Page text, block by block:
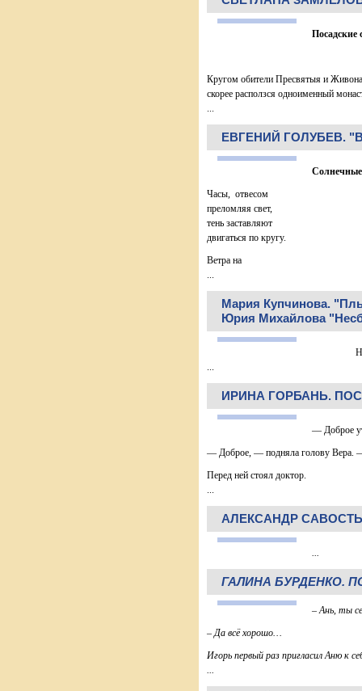
Посадские
Кругом обители Пресвятыя и
скорее расползся одноименный
...
ЕВГЕНИЙ ГОЛУБЕВ.
Часы, отвесом
преломляя свет,
тень заставляют
двигаться по кругу.
Ветра на
...
Мария Купчинова.
Юрия Михайлова
На
...
ИРИНА ГОРБАНЬ.
— Доброе
— Доброе, — подняла голову Вера.
Перед ней стоял доктор.
...
АЛЕКСАНДР
...
ГАЛИНА БУРДЕНКО.
– Ань, ты
– Да всё хорошо…
Игорь первый раз пригласил Аню к
...